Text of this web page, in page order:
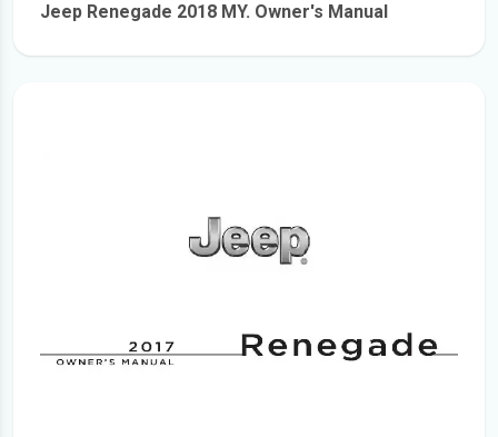
Jeep Renegade 2018 MY. Owner's Manual